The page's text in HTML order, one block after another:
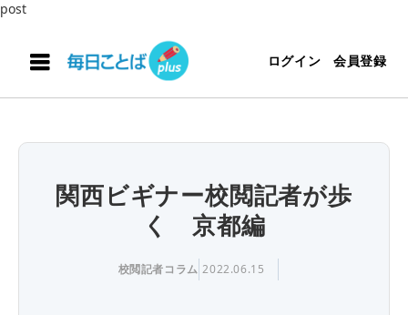
post
ログイン 会員登録
関西ビギナー校閲記者が歩
く 京都編
校閲記者コラム 2022.06.15